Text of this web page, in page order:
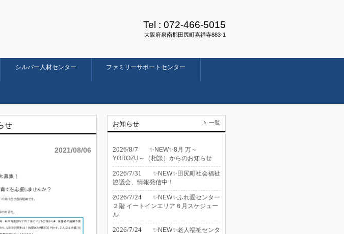
Tel : 072-466-5015
大阪府泉南郡田尻町嘉祥寺883-1
シルバー人材センター ファミリーサポートセンター
せ
2021/08/06
お知らせ 一覧
2026/8/7
✨NEW✨8月 万～
YOROZU～（相談）からのお知らせ
2026/7/31
✨NEW✨田尻町社会福祉
協議会、情報発信中！
2026/7/24
✨NEW✨ふれ愛センター
２階 イートインエリア８月スケジュー
ル
2026/7/24
✨NEW✨老人福祉センタ